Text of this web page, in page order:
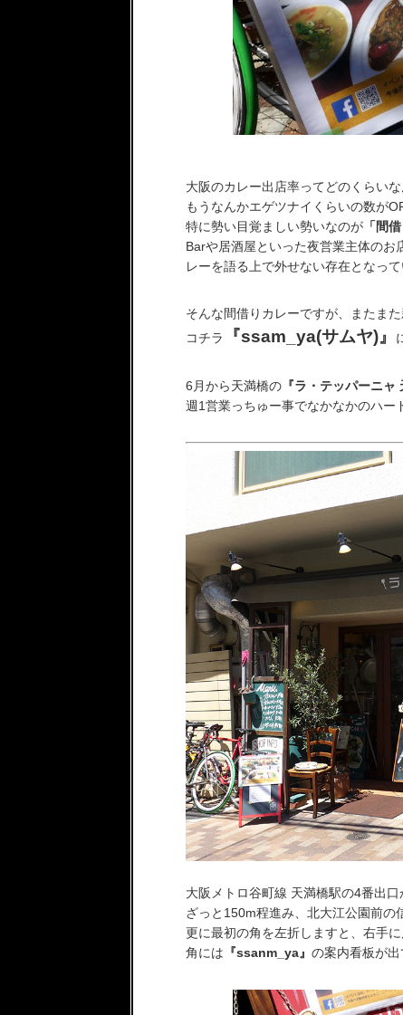
大阪のカレー出店率ってどのくらいな
もうなんかエゲツナイくらいの数が
特に勢い目覚ましい勢いなのが 「間
Barや居酒屋といった夜営業主体のお
レーを語る上で外せない存在となって
そんな間借りカレーですが、またまた
コチラ
『ssam_ya(サムヤ)』
6月から天満橋の 『ラ・テッパーニャ
週1営業っちゅー事でなかなかのハー
大阪メトロ谷町線 天満橋駅の4番出口
ざっと150m程進み、北大江公園前の
更に最初の角を左折しますと、右手に
角には 『ssanm_ya』 の案内看板が出